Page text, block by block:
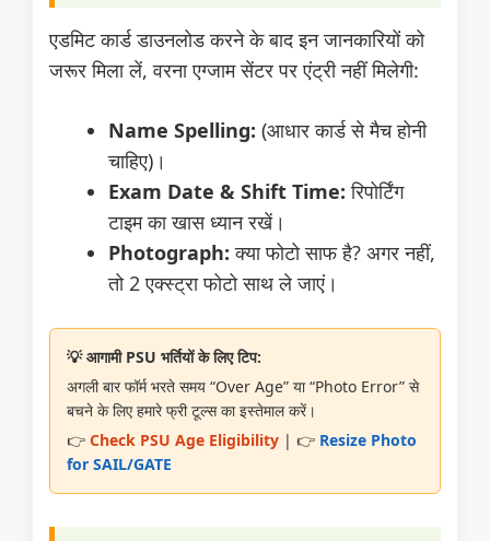
एडमिट कार्ड डाउनलोड करने के बाद इन जानकारियों को
जरूर मिला लें, वरना एग्जाम सेंटर पर एंट्री नहीं मिलेगी:
Name Spelling: (आधार कार्ड से मैच होनी
चाहिए)।
Exam Date & Shift Time: रिपोर्टिंग
टाइम का खास ध्यान रखें।
Photograph: क्या फोटो साफ है? अगर नहीं,
तो 2 एक्स्ट्रा फोटो साथ ले जाएं।
💡 आगामी PSU भर्तियों के लिए टिप:
अगली बार फॉर्म भरते समय “Over Age” या “Photo Error” से
बचने के लिए हमारे फ्री टूल्स का इस्तेमाल करें।
👉 Check PSU Age Eligibility | 👉 Resize Photo
for SAIL/GATE